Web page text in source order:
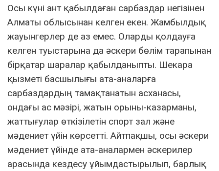
Осы күні ант қабылдаған сарбаздар негізінен
Алматы облысынан келген екен. Жамбылдық
жауынгерлер де аз емес. Оларды қолдауға
келген туыстарына да әскери бөлім тарапынан
бірқатар шаралар қабылданыпты. Шекара
қызметі басшылығы ата-аналарға
сарбаздардың тамақтанатын асханасы,
ондағы ас мәзірі, жатын орыны-казарманы,
жаттығулар өткізілетін спорт зал және
мәдениет үйін көрсетті. Айтпақшы, осы әскери
мәдениет үйінде ата-аналармен әскерилер
арасында кездесу ұйымдастырылып, барлық